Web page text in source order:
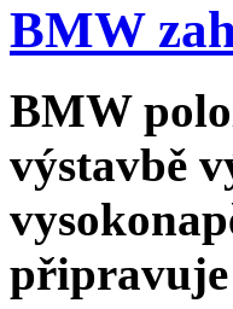
BMW
BMW
výstavbě